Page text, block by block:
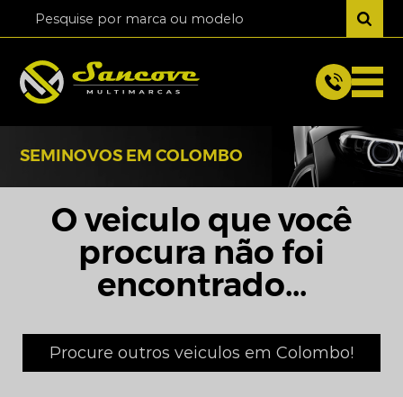
SEMINOVOS EM COLOMBO
O veiculo que você
procura não foi
encontrado...
Procure outros veiculos em Colombo!